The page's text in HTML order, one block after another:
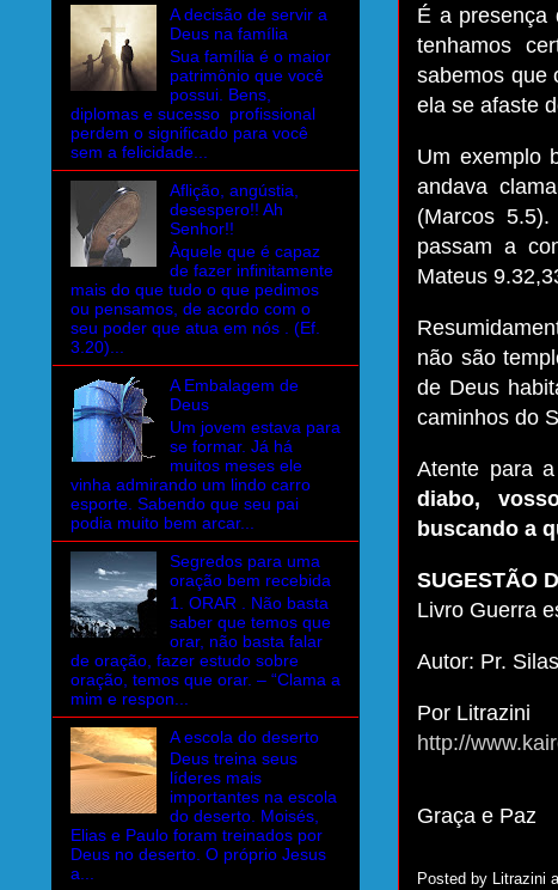
É a presença
tenhamos
sabemos que
ela se afaste
Um exemplo
andava
(Marcos 5.5).
passam a
Mateus
não são
de Deus
caminhos do
Atente para
diabo,
buscando a
SUGESTÃO
Livro Guerra
Autor: Pr.
Por Litrazini
http://
Graça e Paz
Posted by Litrazini
A decisão de servir a
Deus na família
Sua família é o maior
patrimônio que você
possui. Bens,
diplomas e sucesso profissional
perdem o significado para você
sem a felicidade...
Aflição, angústia,
desespero!! Ah
Senhor!!
Àquele que é capaz
de fazer infinitamente
mais do que tudo o que pedimos
ou pensamos, de acordo com o
seu poder que atua em nós . (Ef.
3.20)...
A Embalagem de
Deus
Um jovem estava para
se formar. Já há
muitos meses ele
vinha admirando um lindo carro
esporte. Sabendo que seu pai
podia muito bem arcar...
Segredos para uma
oração bem recebida
1. ORAR . Não basta
saber que temos que
orar, não basta falar
de oração, fazer estudo sobre
oração, temos que orar. – “Clama a
mim e respon...
A escola do deserto
Deus treina seus
líderes mais
importantes na escola
do deserto. Moisés,
Elias e Paulo foram treinados por
Deus no deserto. O próprio Jesus
a...